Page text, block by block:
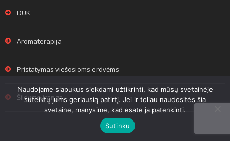
DUK
Aromaterapija
Pristatymas viešosioms erdvėms
Šildymo įranga
Naudojame slapukus siekdami užtikrinti, kad mūsų svetainėje
suteiktų jums geriausią patirtį. Jei ir toliau naudositės šia
svetaine, manysime, kad esate ja patenkinti.
Sutinku